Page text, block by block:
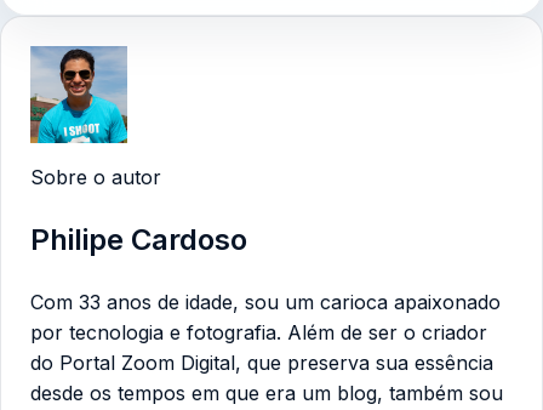
Sobre o autor
Philipe Cardoso
Com 33 anos de idade, sou um carioca apaixonado
por tecnologia e fotografia. Além de ser o criador
do Portal Zoom Digital, que preserva sua essência
desde os tempos em que era um blog, também sou